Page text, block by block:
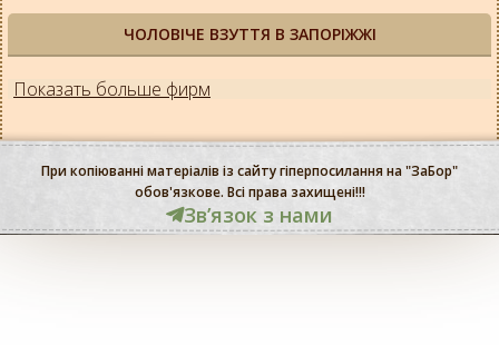
ЧОЛОВІЧЕ ВЗУТТЯ В ЗАПОРІЖЖІ
Показать больше фирм
При копіюванні матеріалів із сайту гіперпосилання на "ЗаБор"
обов'язкове. Всі права захищені!!!
Звʼязок з нами